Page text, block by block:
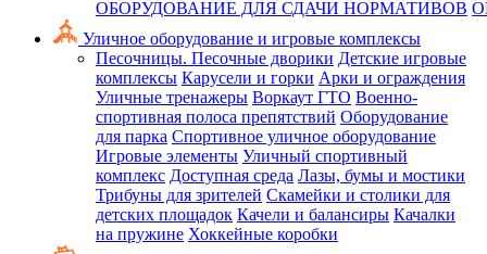
ОБОРУДОВАНИЕ ДЛЯ СДАЧИ НОРМАТИВОВ
Уличное оборудование и игровые комплексы
Песочницы. Песочные дворики Детские игровые
комплексы Карусели и горки Арки и ограждения
Уличные тренажеры Воркаут ГТО Военно-
спортивная полоса препятствий Оборудование
для парка Спортивное уличное оборудование
Игровые элементы Уличный спортивный
комплекс Доступная среда Лазы, бумы и мостики
Трибуны для зрителей Скамейки и столики для
детских площадок Качели и балансиры Качалки
на пружине Хоккейные коробки